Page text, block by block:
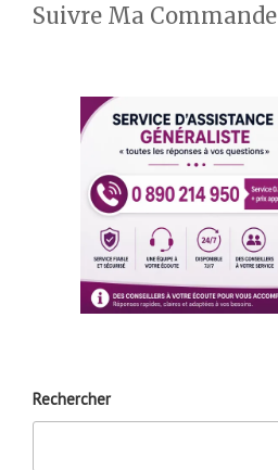
Suivre Ma Commande
Rechercher